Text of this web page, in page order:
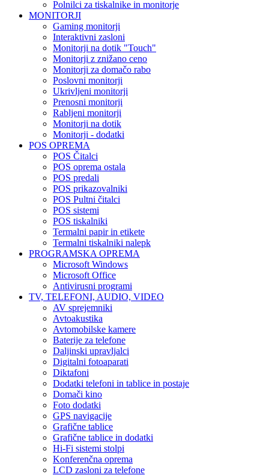
Polnilci za tiskalnike in monitorje
MONITORJI
Gaming monitorji
Interaktivni zasloni
Monitorji na dotik "Touch"
Monitorji z znižano ceno
Monitorji za domačo rabo
Poslovni monitorji
Ukrivljeni monitorji
Prenosni monitorji
Rabljeni monitorji
Monitorji na dotik
Monitorji - dodatki
POS OPREMA
POS Čitalci
POS oprema ostala
POS predali
POS prikazovalniki
POS Pultni čitalci
POS sistemi
POS tiskalniki
Termalni papir in etikete
Termalni tiskalniki nalepk
PROGRAMSKA OPREMA
Microsoft Windows
Microsoft Office
Antivirusni programi
TV, TELEFONI, AUDIO, VIDEO
AV sprejemniki
Avtoakustika
Avtomobilske kamere
Baterije za telefone
Daljinski upravljalci
Digitalni fotoaparati
Diktafoni
Dodatki telefoni in tablice in postaje
Domači kino
Foto dodatki
GPS navigacije
Grafične tablice
Grafične tablice in dodatki
Hi-Fi sistemi stolpi
Konferenčna oprema
LCD zasloni za telefone